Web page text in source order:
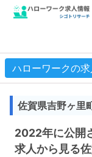
ハローワークの
佐賀県吉野ヶ里
2022年に公開
求人から見る